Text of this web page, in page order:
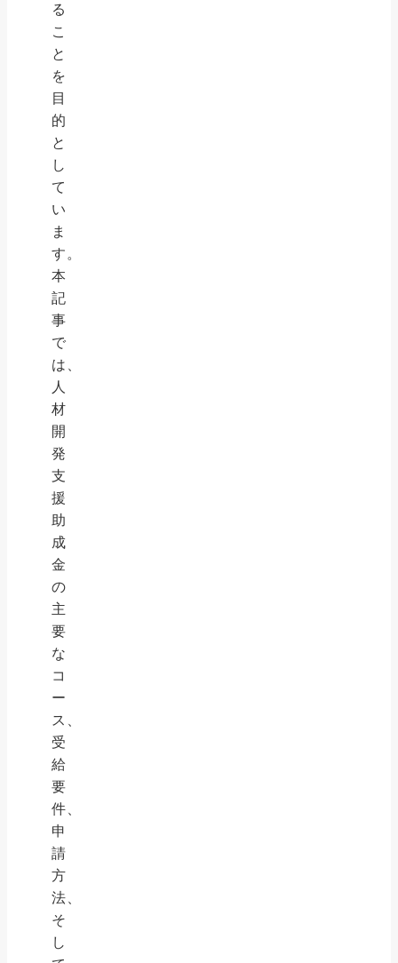
る
こ
と
を
目
的
と
し
て
い
ま
す。
本
記
事
で
は、
人
材
開
発
支
援
助
成
金
の
主
要
な
コ
ー
ス、
受
給
要
件、
申
請
方
法、
そ
し